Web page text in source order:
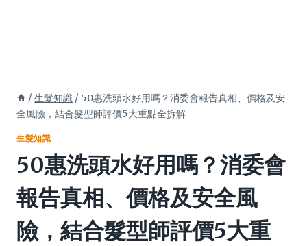
/ 生髮知識 / 50惠洗頭水好用嗎？消委會報告真相、價格及安
全風險，結合髮型師評價5大重點全拆解
生髮知識
50惠洗頭水好用嗎？消委會
報告真相、價格及安全風
險，結合髮型師評價5大重